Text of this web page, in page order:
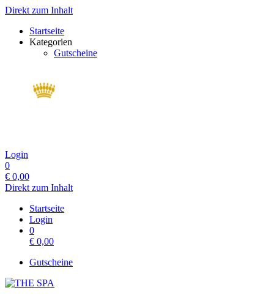
Direkt zum Inhalt
Startseite
Kategorien
Gutscheine
Login
0
€ 0,00
Direkt zum Inhalt
Startseite
Login
0
€ 0,00
Gutscheine